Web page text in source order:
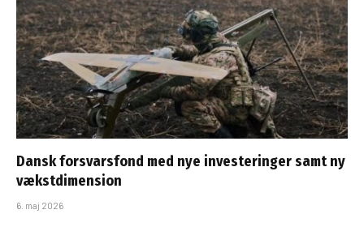
Dansk forsvarsfond med nye investeringer samt ny
vækstdimension
6. maj 2026